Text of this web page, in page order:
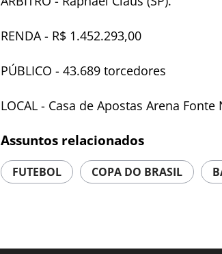
RENDA - R$ 1.452.293,00
PÚBLICO - 43.689 torcedores
LOCAL - Casa de Apostas Arena Fonte
Assuntos relacionados
FUTEBOL COPA DO BRASIL